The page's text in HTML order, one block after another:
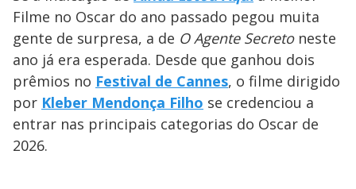
Filme no Oscar do ano passado pegou muita
gente de surpresa, a de O Agente Secretoneste
ano já era esperada. Desde que ganhou dois
prêmios no Festival de Cannes, o filme dirigido
por Kleber Mendonça Filho se credenciou a
entrar nas principais categorias do Oscar de
2026.